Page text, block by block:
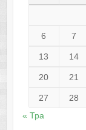
6 7
13 14
20 21
27 28
« Тра